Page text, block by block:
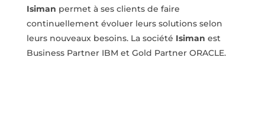
Isiman permet à ses clients de faire
continuellement évoluer leurs solutions selon
leurs nouveaux besoins. La société Isiman est
Business Partner IBM et Gold Partner ORACLE.